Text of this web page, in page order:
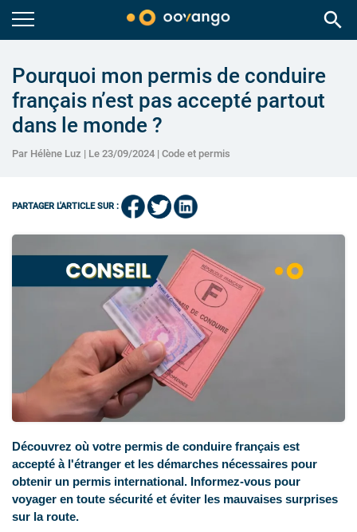
search
Pourquoi mon permis de conduire
français n’est pas accepté partout
dans le monde ?
Par Hélène Luz | Le 23/09/2024 | Code et permis
PARTAGER L'ARTICLE SUR :
Découvrez où votre permis de conduire français est
accepté à l'étranger et les démarches nécessaires pour
obtenir un permis international. Informez-vous pour
voyager en toute sécurité et éviter les mauvaises surprises
sur la route.